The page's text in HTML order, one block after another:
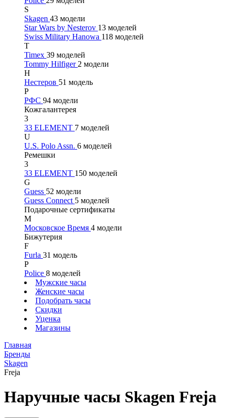
S
Skagen 43 модели
Star Wars by Nesterov 13 моделей
Swiss Military Hanowa 118 моделей
T
Timex 39 моделей
Tommy Hilfiger 2 модели
Н
Нестеров 51 модель
Р
РФС 94 модели
Кожгалантерея
3
33 ELEMENT 7 моделей
U
U.S. Polo Assn. 6 моделей
Ремешки
3
33 ELEMENT 150 моделей
G
Guess 52 модели
Guess Connect 5 моделей
Подарочные сертификаты
М
Московское Время 4 модели
Бижутерия
F
Furla 31 модель
P
Police 8 моделей
Мужские часы
Женские часы
Подобрать часы
Скидки
Уценка
Магазины
Главная
Бренды
Skagen
Freja
Наручные часы Skagen Freja